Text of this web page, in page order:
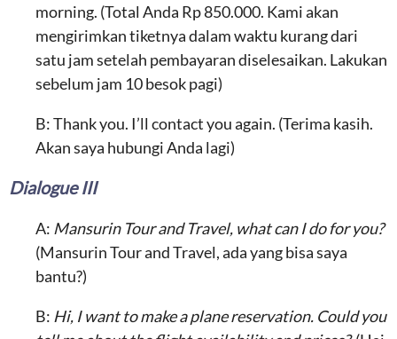
morning. (Total Anda Rp 850.000. Kami akan
mengirimkan tiketnya dalam waktu kurang dari
satu jam setelah pembayaran diselesaikan. Lakukan
sebelum jam 10 besok pagi)
B: Thank you. I’ll contact you again. (Terima kasih.
Akan saya hubungi Anda lagi)
Dialogue III
A: Mansurin Tour and Travel, what can I do for you?
(Mansurin Tour and Travel, ada yang bisa saya
bantu?)
B: Hi, I want to make a plane reservation. Could you